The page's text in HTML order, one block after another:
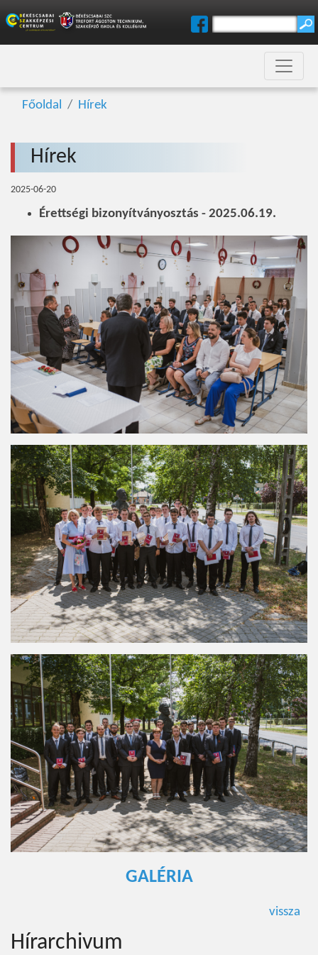
Főoldal Hírek
Hírek
2025-06-20
Érettségi bizonyítványosztás - 2025.06.19.
GALÉRIA
vissza
Hírarchivum